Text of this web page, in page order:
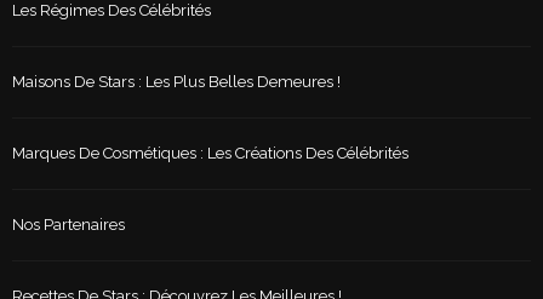
Les Régimes Des Célébrités
Maisons De Stars : Les Plus Belles Demeures !
Marques De Cosmétiques : Les Créations Des Célébrités
Nos Partenaires